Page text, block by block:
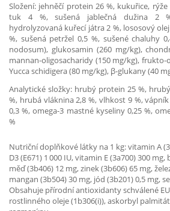
Složení: jehněčí protein 26 %, kukuřice,
tuk 4 %, sušená jablečná dužina 2
hydrolyzovaná kuřecí játra 2 %, lososový
%, sušená petržel 0,5 %, sušené chaluhy
nodosum), glukosamin (260 mg/kg),
mannan-oligosacharidy (150 mg/kg), frukto-
Yucca schidigera (80 mg/kg), β-glukany (40
Analytické složky: hrubý protein 25 %,
%, hrubá vláknina 2,8 %, vlhkost 9 %,
0,3 %, omega-3 mastné kyseliny 0,25 %,
%
Nutriční doplňkové látky na 1 kg: vitamin A
D3 (E671) 1 000 IU, vitamin E (3a700) 300
měď (3b406) 12 mg, zinek (3b606) 65 mg,
mangan (3b504) 30 mg, jód (3b201) 0,5 mg,
Obsahuje přírodní antioxidanty schválené
rostlinného oleje (1b306(i)), askorbyl